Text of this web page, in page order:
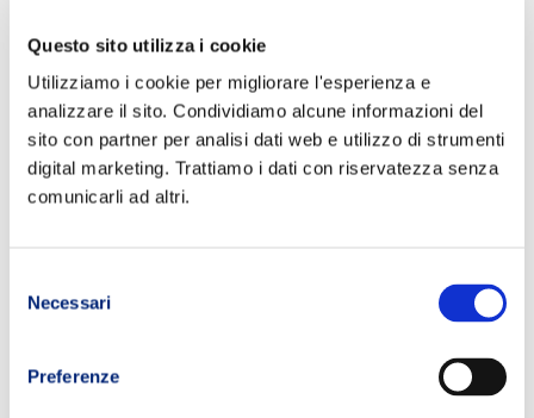
Questo sito utilizza i cookie
Utilizziamo i cookie per migliorare l'esperienza e
analizzare il sito. Condividiamo alcune informazioni del
sito con partner per analisi dati web e utilizzo di strumenti
digital marketing. Trattiamo i dati con riservatezza senza
comunicarli ad altri.
delNecessari
Preferenze